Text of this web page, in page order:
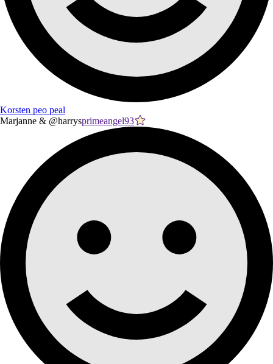
Korsten peo peal
Marjanne & @harrysprimeangel93